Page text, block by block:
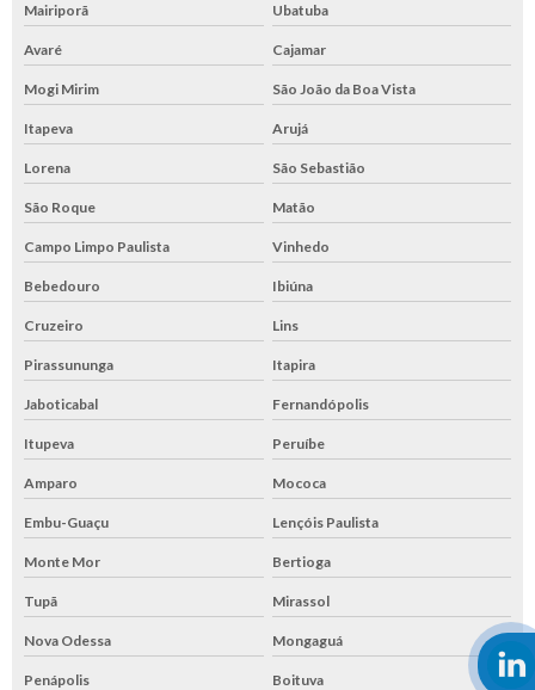
Mairiporã Ubatuba
Avaré Cajamar
Mogi Mirim São João da Boa Vista
Itapeva Arujá
Lorena São Sebastião
São Roque Matão
Campo Limpo Paulista Vinhedo
Bebedouro Ibiúna
Cruzeiro Lins
Pirassununga Itapira
Jaboticabal Fernandópolis
Itupeva Peruíbe
Amparo Mococa
Embu-Guaçu Lençóis Paulista
Monte Mor Bertioga
Tupã Mirassol
Nova Odessa Mongaguá
Penápolis Boituva